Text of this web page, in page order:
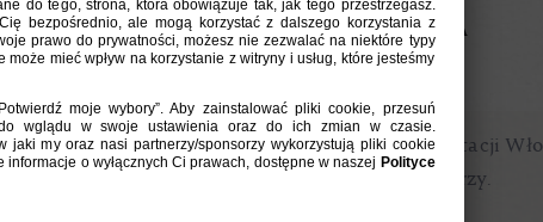
Z KSIĄŻKI JERZEGO CHROMIKA I ANDRZEJA
SQN, KRAKÓW 2018
Ten słynny trener, wtedy selekcjoner reprezentacji
się, że w hotelu widzi więcej działaczy niż piłkarzy.